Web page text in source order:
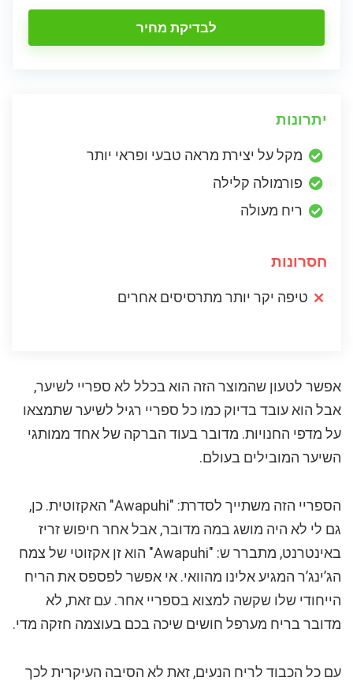
לבדיקת מחיר
יתרונות
מקל על יצירת מראה טבעי ופראי יותר
פורמולה קלילה
ריח מעולה
חסרונות
טיפה יקר יותר מתרסיסים אחרים
אפשר לטעון שהמוצר הזה הוא בכלל לא ספריי לשיער,
אבל הוא עובד בדיוק כמו כל ספריי רגיל לשיער שתמצאו
על מדפי החנויות. מדובר בעוד הברקה של אחד ממותגי
השיער המובילים בעולם.
הספריי הזה משתייך לסדרת: "Awapuhi" האקזוטית. כן,
גם לי לא היה מושג במה מדובר, אבל אחר חיפוש זריז
באינטרנט, מתברר ש: "Awapuhi" הוא זן אקזוטי של צמח
הג’ינג’ר המגיע אלינו מהוואי. אי אפשר לפספס את הריח
הייחודי שלו שקשה למצוא בספריי אחר. עם זאת, לא
מדובר בריח מערפל חושים שיכה בכם בעוצמה חזקה מדי.
עם כל הכבוד לריח הנעים, זאת לא הסיבה העיקרית לכך